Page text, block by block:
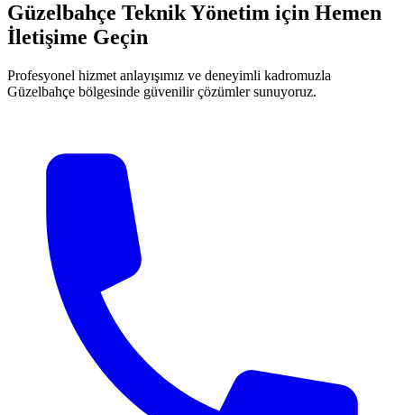
Güzelbahçe Teknik Yönetim için Hemen
İletişime Geçin
Profesyonel hizmet anlayışımız ve deneyimli kadromuzla
Güzelbahçe bölgesinde güvenilir çözümler sunuyoruz.